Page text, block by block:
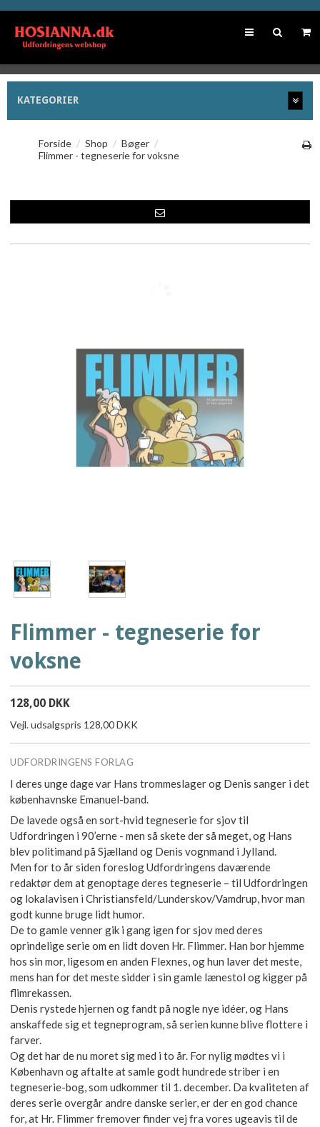
KATEGORIER
Forside / Shop / Bøger /
Flimmer - tegneserie for voksne
Flimmer - tegneserie for
voksne
128,00 DKK
Vejl. udsalgspris 128,00 DKK
UDFORDRINGENS FORLAG
I deres unge dage var Hans trommeslager og Denis sanger i det
københavnske Emanuel-band.
De lavede også en sort-hvid tegneserie for sjov til
Udfordringen i 90’erne - men så skete der så meget, og Hans
blev politimand på Sjælland og Denis vognmand i Jylland.
Men for to år siden foreslog Udfordringens daværende
redaktør dem at genoptage deres tegneserie – til Udfordringen
og lokalavisen i Christiansfeld/Lunderskov/Vamdrup, hvor man
godt kunne bruge lidt humor.
De to gamle venner gik i gang igen for sjov med deres
oprindelige serie om en lidt doven Hr. Flimmer. Han bor hjemme
hos sin mor, ligesom en anden Flexnes, og hun laver det meste,
mens han for det meste sidder i sin gamle lænestol og kigger på
flimrekassen.
Denis rystede hjernen og fandt på nogle nye idéer, og Hans
anskaffede sig et tegneprogram, så serien kunne blive flottere i
farver.
Og det har de nu moret sig med i to år. For nylig mødtes vi i
København og aftalte at samle godt hundrede striber i en
tegneserie-bog, som udkommer til 1. december. Da kvaliteten af
deres serie overgår andre danske serier, er der en god chance
for, at Hr. Flimmer fremover finder vej fra vores ugeavis til de